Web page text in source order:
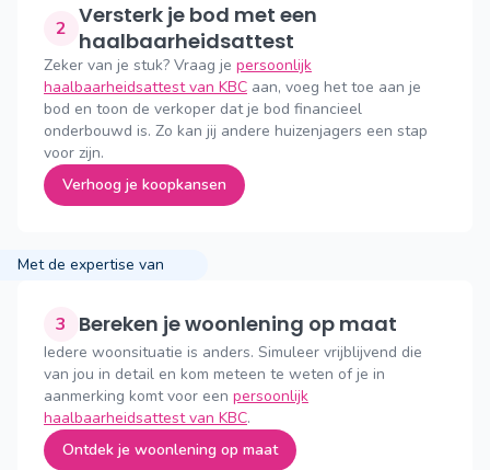
2 Versterk je bod met een
haalbaarheidsattest
Zeker van je stuk? Vraag je persoonlijk
haalbaarheidsattest van KBC aan, voeg het toe aan je
bod en toon de verkoper dat je bod financieel
onderbouwd is. Zo kan jij andere huizenjagers een stap
voor zijn.
Verhoog je koopkansen
Met de expertise van
3 Bereken je woonlening op maat
Iedere woonsituatie is anders. Simuleer vrijblijvend die
van jou in detail en kom meteen te weten of je in
aanmerking komt voor een persoonlijk
haalbaarheidsattest van KBC.
Ontdek je woonlening op maat